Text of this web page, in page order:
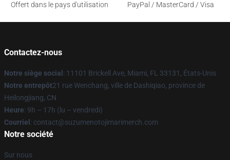
Offert dans le pays d'utilisation
PayPal / MasterCard / Visa
Contactez-nous
Notre siège social : 11101 Brickell Ave, Miami, FL 33131, États-Unis
Notre entrepôt21 rue Wenchang, ville de Dashiqiao, province de
Heilongjiang, CN
Heure: 9h – 17h (lu – vendredi)
Courriel : contact@suzumenotojimarimerch.com
Notre société
Sur nous